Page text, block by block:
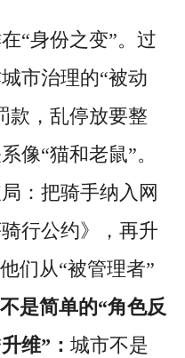
“身份之变”。过
市治理的“被动
，乱停放要整
像“猫和老鼠”。
：把骑手纳入网
行公约》，再升
们从“被管理者”
是简单的“角色反
维”： 城市不是